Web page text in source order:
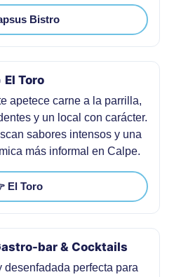
Bistro
El Toro
apetece carne a la parrilla,
y un local con carácter.
sabores intensos y una
más informal en Calpe.
El Toro
bar & Cocktails
desenfadada perfecta para